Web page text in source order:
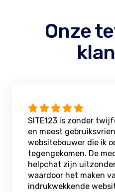
Onze
SITE123 is zonder
en meest
websitebouwer die ik
tegengekomen. De
helpchat zijn
waardoor het maken
indrukwekkende